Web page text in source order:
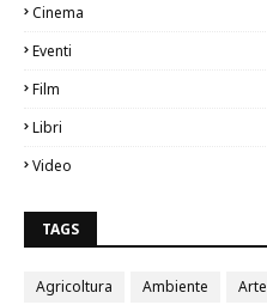
Cinema
Eventi
Film
Libri
Video
TAGS
Agricoltura Ambiente Arte